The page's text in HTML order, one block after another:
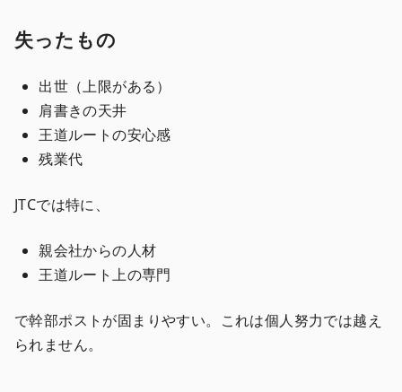
失ったもの
出世（上限がある）
肩書きの天井
王道ルートの安心感
残業代
JTCでは特に、
親会社からの人材
王道ルート上の専門
で幹部ポストが固まりやすい。これは個人努力では越え
られません。